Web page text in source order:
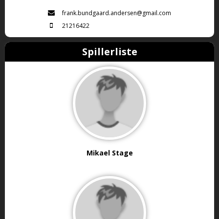
frank.bundgaard.andersen@gmail.com
21216422
Spillerliste
Mikael Stage